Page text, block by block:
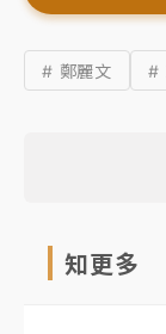
# 鄭麗文 #
知更多